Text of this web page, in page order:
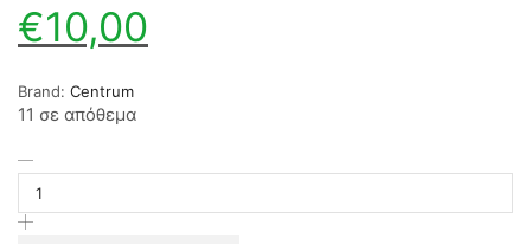
€10,00
Brand: Centrum
11 σε απόθεμα